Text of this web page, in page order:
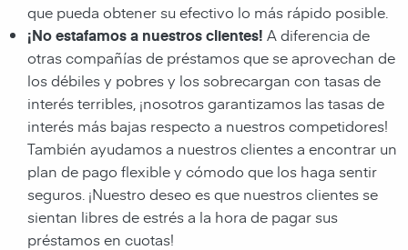
que pueda obtener su efectivo lo más rápido posible.
¡No estafamos a nuestros clientes! A diferencia de
otras compañías de préstamos que se aprovechan de
los débiles y pobres y los sobrecargan con tasas de
interés terribles, ¡nosotros garantizamos las tasas de
interés más bajas respecto a nuestros competidores!
También ayudamos a nuestros clientes a encontrar un
plan de pago flexible y cómodo que los haga sentir
seguros. ¡Nuestro deseo es que nuestros clientes se
sientan libres de estrés a la hora de pagar sus
préstamos en cuotas!